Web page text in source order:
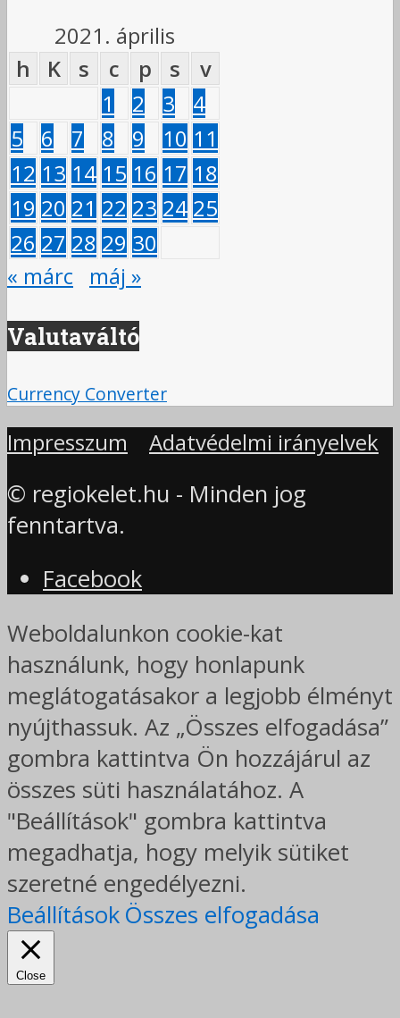
2021. április
h
K s c p s
v
1
2 3
4
5
6 7 8 9 10 11
12 13 14 15 16 17 18
19 20 21 22 23 24 25
26 27 28 29 30
« márc
máj »
Valutaváltó
Currency Converter
Impresszum Adatvédelmi irányelvek
© regiokelet.hu - Minden jog
fenntartva.
Facebook
Weboldalunkon cookie-kat
használunk, hogy honlapunk
meglátogatásakor a legjobb élményt
nyújthassuk. Az „Összes elfogadása”
gombra kattintva Ön hozzájárul az
összes süti használatához. A
"Beállítások" gombra kattintva
megadhatja, hogy melyik sütiket
szeretné engedélyezni.
Beállítások Összes elfogadása
Close